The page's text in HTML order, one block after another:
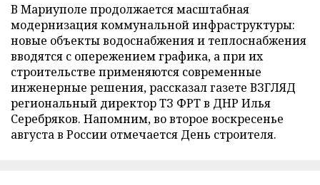
В Мариуполе продолжается масштабная
модернизация коммунальной инфраструктуры:
новые объекты водоснабжения и теплоснабжения
вводятся с опережением графика, а при их
строительстве применяются современные
инженерные решения, рассказал газете ВЗГЛЯД
региональный директор ТЗ ФРТ в ДНР Илья
Серебряков. Напомним, во второе воскресенье
августа в России отмечается День строителя.